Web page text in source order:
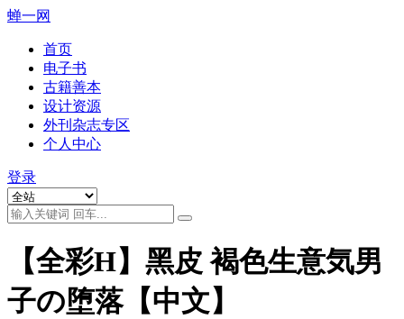
蝉一网
首页
电子书
古籍善本
设计资源
外刊杂志专区
个人中心
登录
【全彩H】黑皮 褐色生意気男
子の堕落【中文】